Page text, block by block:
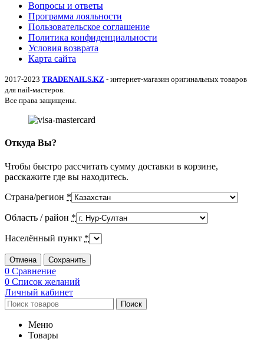
Вопросы и ответы
Программа лояльности
Пользовательское соглашение
Политика конфиденциальности
Условия возврата
Карта сайта
2017-2023 TRADENAILS.KZ - интернет-магазин оригинальных товаров
для nail-мастеров.
Все права защищены.
Откуда Вы?
Чтобы быстро рассчитать сумму доставки в корзине,
расскажите где вы находитесь.
Страна/регион *
Область / район *
Населённый пункт *
Отмена Сохранить
0 Сравнение
0 Список желаний
Личный кабинет
Поиск
Меню
Товары